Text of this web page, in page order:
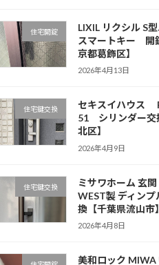
住宅開錠
LIXIL リクシル S
スマートキー 開
京都葛飾区】
2026年4月13日
住宅鍵交換
セキスイハウス
51 シリンダー交
北区】
2026年4月9日
住宅鍵交換
ミサワホーム 玄
WEST製 ディンプ
換【千葉県流山市】
2026年4月8日
美和ロック MIWA